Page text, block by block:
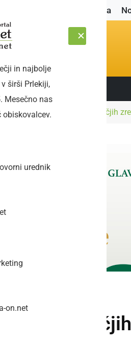
Naslovnica
Sledite nam:
in najbolje
širši Prlekiji,
Mesečno nas
urednik
on.net
Črna kronikaOdpoklic piščančjih